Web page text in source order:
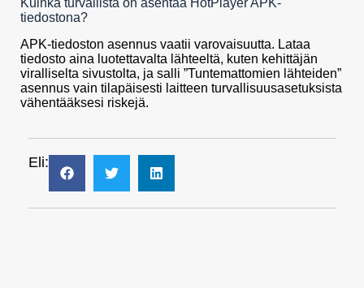
tiedostona?
APK-tiedoston asennus vaatii varovaisuutta. Lataa
tiedosto aina luotettavalta lähteeltä, kuten kehittäjän
viralliselta sivustolta, ja salli ”Tuntemattomien lähteiden”
asennus vain tilapäisesti laitteen turvallisuusasetuksista
vähentääksesi riskejä.
Eli: